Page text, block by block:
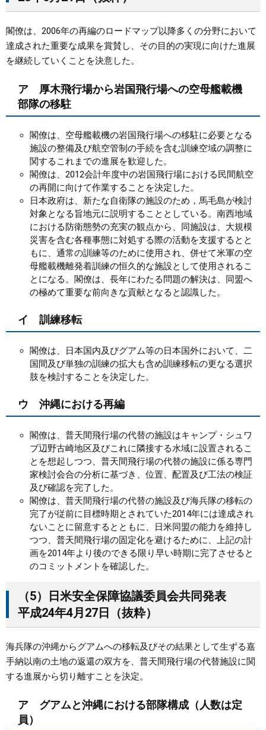
閣僚は、2006年の再編のロードマップ以降多くの分野において
達成された重要な成果を賞賛し、その目的の実現に向けた進展
を継続していくことを決意した。
ア 厚木飛行場から岩国飛行場への空母艦載機
部隊の移駐
閣僚は、空母艦載機の岩国飛行場への移駐に必要となる
施設の整備及び航空管制の手続を含む訓練空域の調整に
関するこれまでの進展を歓迎した。
閣僚は、2012会計年度中の岩国飛行場における民間航空
の再開に向けて作業することを決定した。
日本政府は、新たな自衛隊の施設のため，馬毛島が検討
対象となる旨地元に説明することとしている。南西地域
における防衛態勢の充実の観点から、同施設は、大規模
災害を含む各種事態に対処する際の活動を支援するとと
もに、通常の訓練等のために使用され、併せて米軍の空
母艦載機離発着訓練の恒久的な施設として使用されるこ
とになる。閣僚は、長年にわたる問題の解決は、同盟へ
の極めて重要な前向きな貢献となると認識した。
イ 訓練移転
閣僚は、日本国内及びグアム等の日本国外において、二
国間及び単独の訓練の拡大も含め訓練移転の更なる選択
肢を検討することを決定した。
ウ 沖縄における再編
閣僚は、普天間飛行場の代替の施設はキャンプ・シュワ
ブ辺野古崎地区及びこれに隣接する水域に設置されるこ
とを想起しつつ、普天間飛行場の代替の施設に係る専門
家検討会合の分析に基づき、位置、配置及び工法の検証
及び確認を完了した。
閣僚は、普天間飛行場の代替の施設及び海兵隊の移転の
完了が従前に目標時期とされていた2014年には達成され
ないことに留意するとともに、日米同盟の能力を維持し
つつ、普天間飛行場の固定化を避けるために、上記の計
画を2014年より後のできる限り早い時期に完了させると
のコミットメントを確認した。
（5）日米安全保障協議委員会共同発表
平成24年4月27日（抜粋）
海兵隊の沖縄からグアムへの移転及びその結果として生ずる嘉
手納以南の土地の返還の双方を、普天間飛行場の代替施設に関
する進展から切り離すことを決定。
ア グアムと沖縄における部隊構成（人数は定
員）